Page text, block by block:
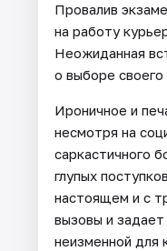
Провалив
на работу
Неожиданная
о выборе своего
Ироничное и
несмотря на
саркастичного
глупых
настоящем и с
вызовы и
неизменной для